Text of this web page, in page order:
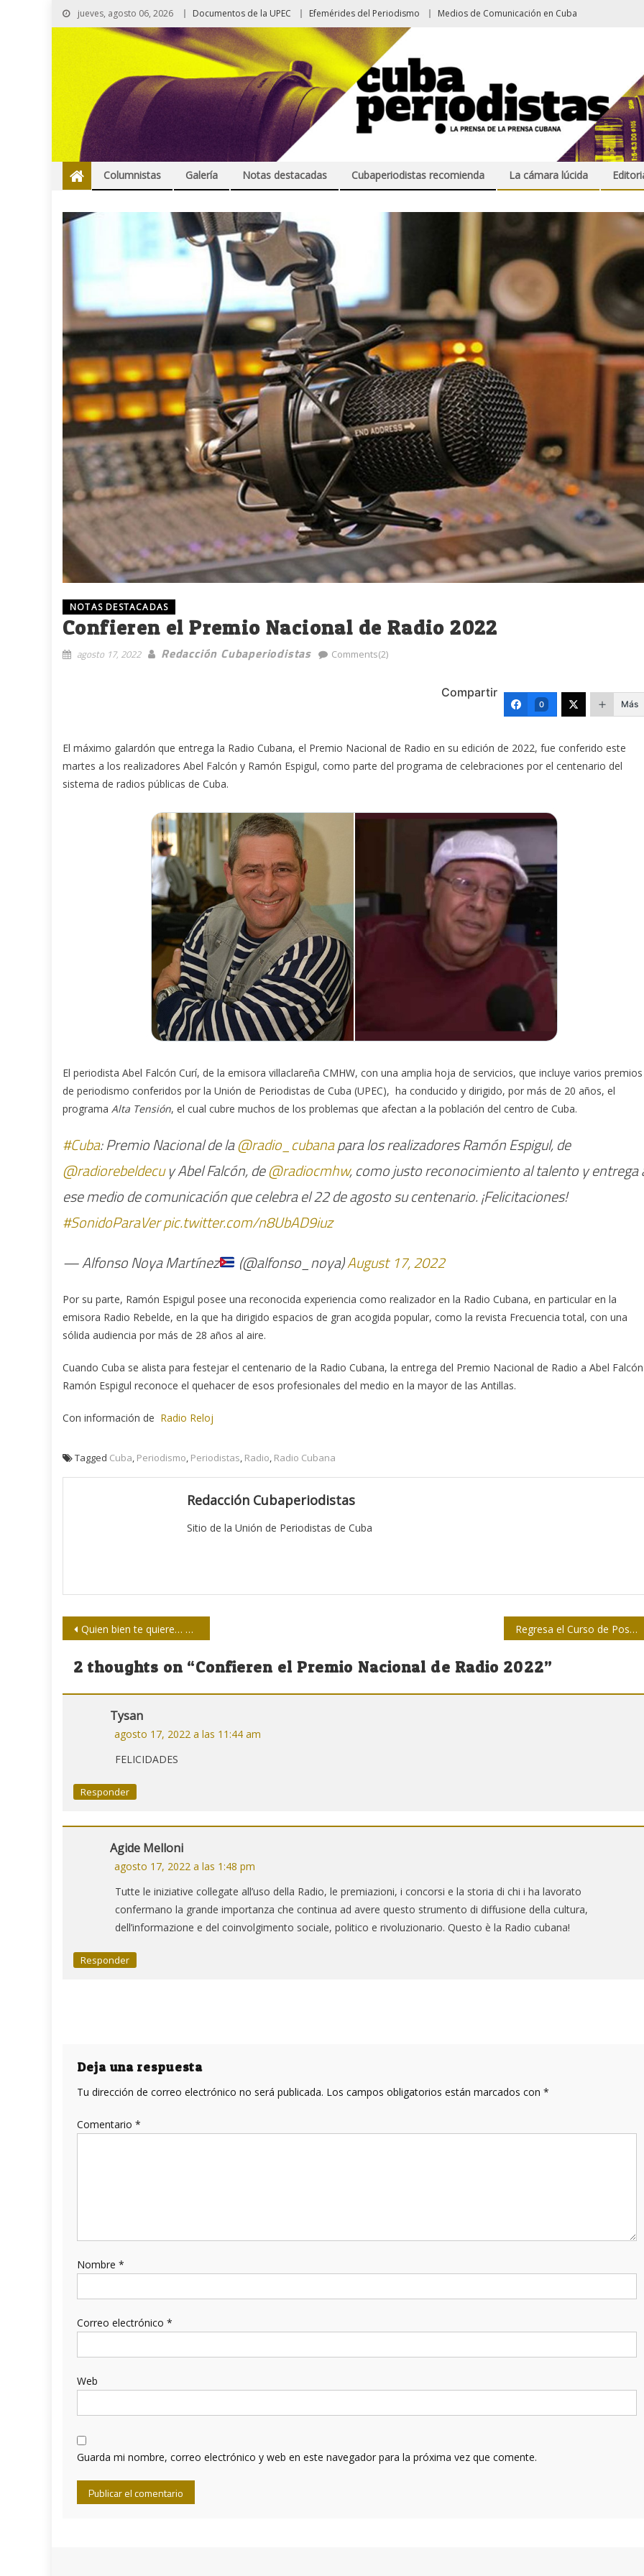
jueves, agosto 06, 2026 Documentos de la UPEC Efemérides del Periodismo Medios de Comunicación en Cuba
Columnistas Galería Notas destacadas Cubaperiodistas recomienda La cámara lúcida
NOTAS DESTACADAS
Confieren el Premio Nacional de Radio 2022
agosto 17, 2022 Redacción Cubaperiodistas Comments(2)
Compartir
0 Más
El máximo galardón que entrega la Radio Cubana, el Premio Nacional de Radio en su edición de 2022, fue conferido este
martes a los realizadores Abel Falcón y Ramón Espigul, como parte del programa de celebraciones por el centenario del
sistema de radios públicas de Cuba.
El periodista Abel Falcón Curí, de la emisora villaclareña CMHW, con una amplia hoja de servicios, que incluye varios premios
de periodismo conferidos por la Unión de Periodistas de Cuba (UPEC), ha conducido y dirigido, por más de 20 años, el
programa Alta Tensión, el cual cubre muchos de los problemas que afectan a la población del centro de Cuba.
#Cuba: Premio Nacional de la@radio_cubanapara los realizadores Ramón Espigul, de
@radiorebeldecuy Abel Falcón, de@radiocmhw, como justo reconocimiento al talento y entrega
ese medio de comunicación que celebra el 22 de agosto su centenario. ¡Felicitaciones!
#SonidoParaVerpic.twitter.com/n8UbAD9iuz
— Alfonso Noya Martínez
(@alfonso_noya)August 17, 2022
Por su parte, Ramón Espigul posee una reconocida experiencia como realizador en la Radio Cubana, en particular en la
emisora Radio Rebelde, en la que ha dirigido espacios de gran acogida popular, como la revista Frecuencia total, con una
sólida audiencia por más de 28 años al aire.
Cuando Cuba se alista para festejar el centenario de la Radio Cubana, la entrega del Premio Nacional de Radio a Abel
Ramón Espigul reconoce el quehacer de esos profesionales del medio en la mayor de las Antillas.
Con información de Radio Reloj
Tagged Cuba, Periodismo, Periodistas, Radio, Radio Cubana
Redacción Cubaperiodistas
Sitio de la Unión de Periodistas de Cuba
Navegación
de
Quien bien te quiere… Las tres grandes pasiones de Alberto Luberta Regresa el Curso de Posgrado de Periodismo Deportivo
2 thoughts on “Confieren el Premio Nacional de Radio 2022”
Tysan
agosto 17, 2022 a las 11:44 am
FELICIDADES
Responder
Agide Melloni
agosto 17, 2022 a las 1:48 pm
Tutte le iniziative collegate all’uso della Radio, le premiazioni, i concorsi e la storia di chi i ha lavorato
confermano la grande importanza che continua ad avere questo strumento di diffusione della cultura,
dell’informazione e del coinvolgimento sociale, politico e rivoluzionario. Questo è la Radio cubana!
Responder
Deja una respuesta
Tu dirección de correo electrónico no será publicada. Los campos obligatorios están marcados con *
Comentario *
Nombre *
Correo electrónico *
Web
Guarda mi nombre, correo electrónico y web en este navegador para la próxima vez que comente.